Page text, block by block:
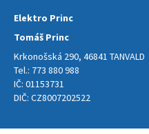
Elektro Princ
Tomáš Princ
Krkonošská 290, 46841 TANVALD
Tel.: 773 880 988
IČ: 01153731
DIČ: CZ8007202522